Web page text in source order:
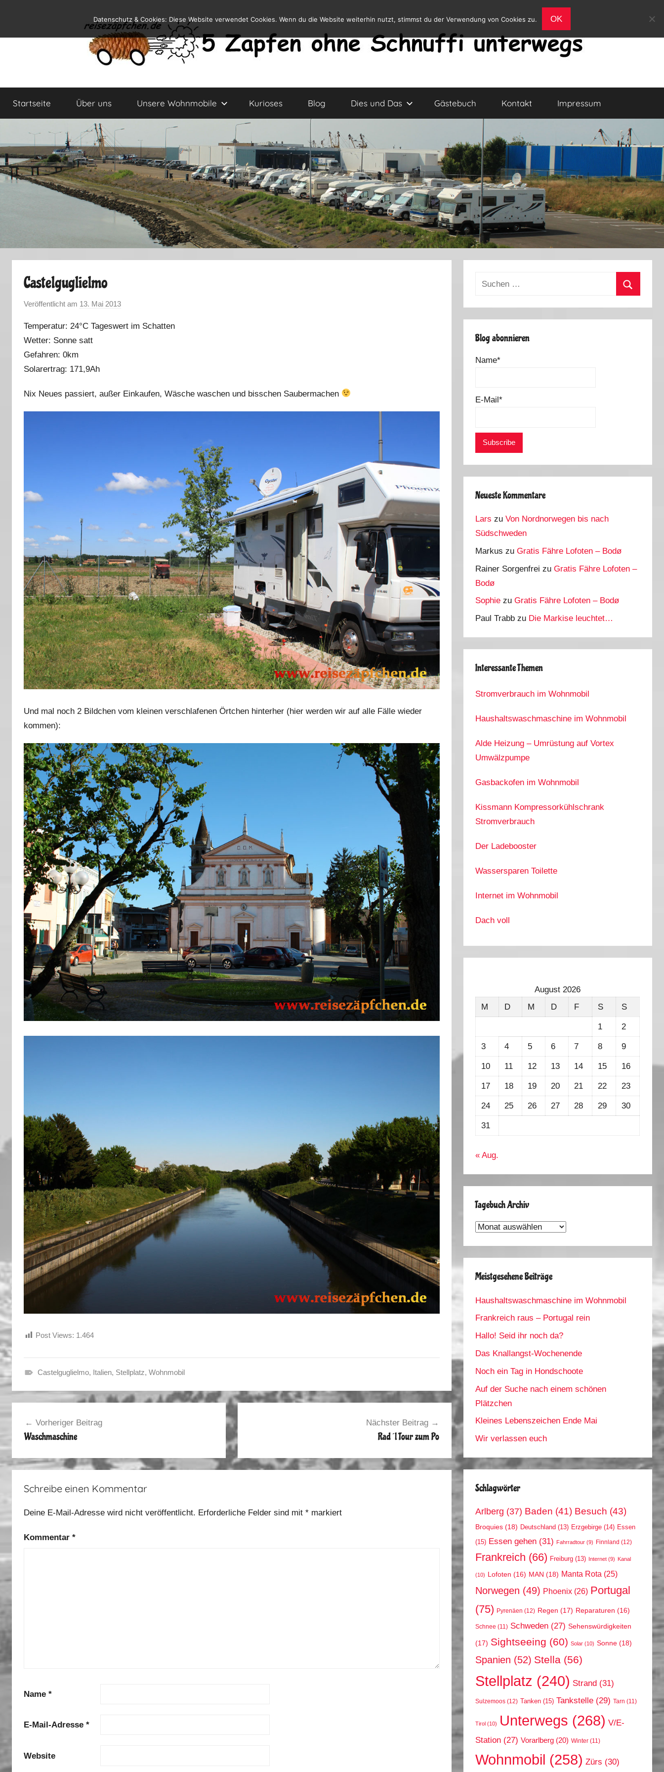
springen
Reiseblog
und
Leben
Wohnmobil
Startseite Über uns Unsere Wohnmobile Kurioses Blog Dies und Das Gästebuch Kontakt Impressum
Castelguglielmo
Veröffentlicht am 13. Mai 2013
n
u
Temperatur: 24°C Tageswert im Schatten
Wetter: Sonne satt
Gefahren: 0km
Solarertrag: 171,9Ah
Nix Neues passiert, außer Einkaufen, Wäsche waschen und bisschen Saubermachen
Und mal noch 2 Bildchen vom kleinen verschlafenen Örtchen hinterher (hier werden wir auf alle Fälle wieder
kommen):
Post Views: 1.464
h
l
n
2
1
Castelguglielmo, Italien, Stellplatz, Wohnmobil
Beitragsnavigation
Vorheriger Beitrag
Waschmaschine
Nächster Beitrag
Rad´l Tour zum Po
Schreibe einen Kommentar
Deine E-Mail-Adresse wird nicht veröffentlicht. Erforderliche Felder sind mit * markiert
Kommentar *
Name *
E-Mail-Adresse *
Website
Suchen
Blog abonnieren
Name*
E-Mail*
Neueste Kommentare
Lars zuVon Nordnorwegen bis nach
Südschweden
Markus zuGratis Fähre Lofoten – Bodø
Rainer Sorgenfrei zuGratis Fähre Lofoten –
Bodø
Sophie zuGratis Fähre Lofoten – Bodø
Paul Trabb zu Die Markise leuchtet…
Interessante Themen
Stromverbrauch im Wohnmobil
Haushaltswaschmaschine im Wohnmobil
Alde Heizung – Umrüstung auf Vortex
Umwälzpumpe
Gasbackofen im Wohnmobil
Kissmann Kompressorkühlschrank
Stromverbrauch
Der Ladebooster
Wassersparen Toilette
Internet im Wohnmobil
Dach voll
August 2026
M
D M D F S S
1 2
3 4 5 6 7 8 9
10 11 12 13 14 15 16
17 18 19 20 21 22 23
24 25 26 27 28 29 30
31
« Aug.
Tagebuch Archiv
Tagebuch
Meistgesehene Beiträge
Haushaltswaschmaschine im Wohnmobil
Frankreich raus – Portugal rein
Hallo! Seid ihr noch da?
Das Knallangst-Wochenende
Noch ein Tag in Hondschoote
Auf der Suche nach einem schönen
Plätzchen
Kleines Lebenszeichen Ende Mai
Wir verlassen euch
Schlagwörter
Arlberg (37) Baden (41) Besuch (43)
Broquies (18) Deutschland (13) Erzgebirge (14) Essen
(15) Essen gehen (31) Fahrradtour (9) Finnland (12)
Frankreich (66) Freiburg (13) Internet (9) Kanal
(10) Lofoten (16) MAN (18) Manta Rota (25)
Norwegen (49) Phoenix (26) Portugal
(75) Pyrenäen (12) Regen (17) Reparaturen (16)
Schnee (11) Schweden (27) Sehenswürdigkeiten
(17) Sightseeing (60) Solar (10) Sonne (18)
Spanien (52) Stella (56)
Stellplatz (240) Strand (31)
Sulzemoos (12) Tanken (15) Tankstelle (29) Tarn (11)
Tirol (10) Unterwegs (268) V/E-
Station (27) Vorarlberg (20) Winter (11)
Wohnmobil (258) Zürs (30)
Datenschutz & Cookies: Diese Website verwendet Cookies. Wenn du die Website weiterhin nutzt, stimmst du der Verwendung von Cookies zu. OK